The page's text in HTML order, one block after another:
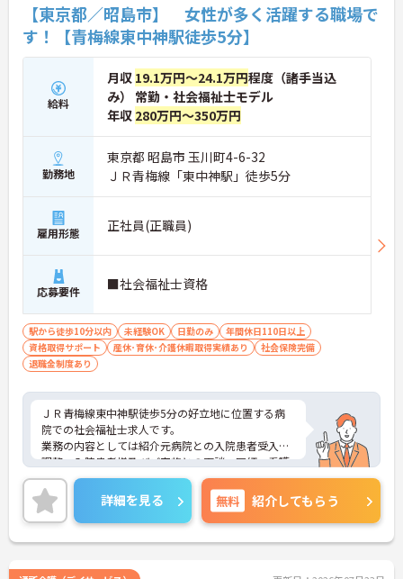
★おすすめPOINT★
【安定した経営基盤とキャリア支援】
・全国140以上の施設を展開し連続増収を続ける安
定法人が運営しています
・資格取得支援や職種別研修制度があり有資格者の
スキルアップを応援しています
・昇格実績もあり頑張りがしっかり評価される風通
しの良い環境です
・最新の見守りシステム導入により夜勤時の巡視の
手間を大きく軽減しています
丁寧な指導を実施しています
【生活を支える充実の福利厚生】
・住宅手当や子供手当などご家族の生活もサポート
する手当を完備しています
・1食300円で施設と同じ食事が食べられる食事補助
制度を利用できます ・徒歩や自転車の通勤手当も用
【東京都／昭島市】 女性が多く活躍する職場で
す！【青梅線東中神駅徒歩5分】
給料
月収 19.1万円～24.1万円程度（諸手当込
み） 常勤・社会福祉士モデル
年収 280万円～350万円
勤務地
東京都 昭島市 玉川町4-6-32
ＪＲ青梅線「東中神駅」徒歩5分
雇用形態 正社員(正職員)
応募要件 ■社会福祉士資格
駅から徒歩10分以内 未経験OK 日勤のみ
年間休日110日以上
資格取得サポート
産休･育休･介護休暇取得実績あり
社会保険完備
退職金制度あり
ＪＲ青梅線東中神駅徒歩5分の好立地に位置する病
院での社会福祉士求人です。
業務の内容としては紹介元病院との入院患者受入れ
調整、入院患者様及びご家族との面談、医師・看護
師等院内の受入れ調整、退院調整などがあります。
女性が多く活躍している職場です！
ご興味のある方は面接対策ポイントなどお話致しま
すのでお気軽にお問い合わせください。
詳細を見る 無料 紹介してもらう